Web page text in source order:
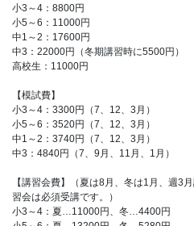
小3～4：8800円
小5～6：11000円
中1～2：17600円
中3：22000円（冬期講習時に5500円）
高校生：11000円
【模試費】
小3～4：3300円（7、12、3月）
小5～6：3520円（7、12、3月）
中1～2：3740円（7、12、3月）
中3：4840円（7、9月、11月、1月）
【講習会費】（夏は8月、冬は1月、週3
習会は必須受講です。）
小3～4：夏…11000円、冬…4400円